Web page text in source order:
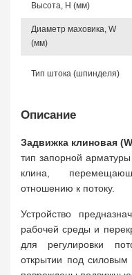
Высота, Н (мм)
Диаметр маховика, W
(мм)
Тип штока (шпинделя)
Описание
Задвижка клиновая
тип запорной
клина,
отношению к потоку.
Устройство
рабочей среды и
для регулировки
открытии под силовым